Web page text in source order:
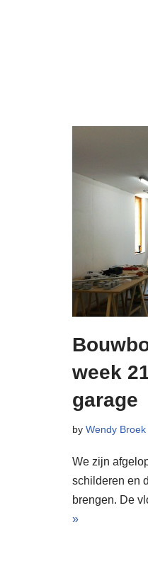
week
garage
by Wendy Broek
We zijn
schilderen en
brengen. De
»